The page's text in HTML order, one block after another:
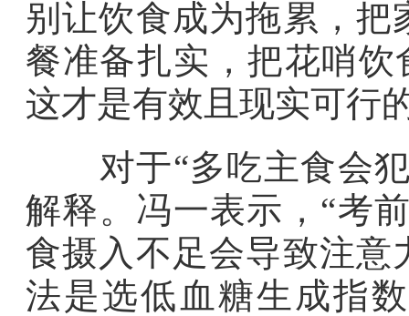
别让饮食成为拖累，
餐准备扎实，把花哨饮
这才是有效且现实可行
对于“多吃主食会犯
解释。冯一表示，“考
食摄入不足会导致注意
法是选低血糖生成指